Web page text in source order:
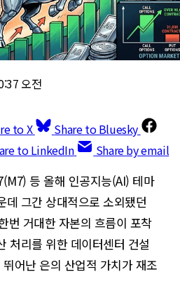
오전
to X
Share to Bluesky
to LinkedIn Share by email
등 올해 인공지능(AI) 테마
데 그간 상대적으로 소외됐던
번 거대한 자본의 흐름이 포착
처리를 위한 데이터센터 건설
어난 은의 산업적 가치가 재조